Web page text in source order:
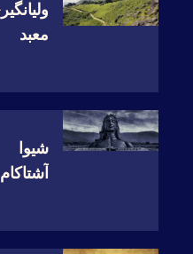
معبد
‫‫‫‫‫شیوا
آشتاکام